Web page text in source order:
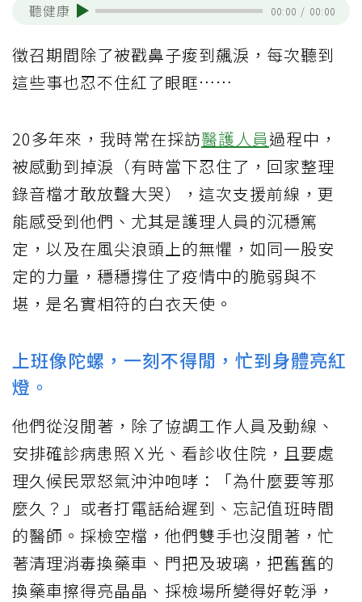
聽健康 00:00 / 00:00
徵召期間除了被戳鼻子痠到飆淚，每次聽到
這些事也忍不住紅了眼眶……
20多年來，我時常在採訪醫護人員過程中，
被感動到掉淚（有時當下忍住了，回家整理
錄音檔才敢放聲大哭），這次支援前線，更
能感受到他們、尤其是護理人員的沉穩篤
定，以及在風尖浪頭上的無懼，如同一股安
定的力量，穩穩撐住了疫情中的脆弱與不
堪，是名實相符的白衣天使。
上班像陀螺，一刻不得閒，忙到身體亮紅
燈。
他們從沒閒著，除了協調工作人員及動線、
安排確診病患照Ｘ光、看診收住院，且要處
理久候民眾怒氣沖沖咆哮：「為什麼要等那
麼久？」或者打電話給遲到、忘記值班時間
的醫師。採檢空檔，他們雙手也沒閒著，忙
著清理消毒換藥車、門把及玻璃，把舊舊的
換藥車擦得亮晶晶、採檢場所變得好乾淨，